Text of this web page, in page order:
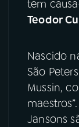
07
tem
Teodor
Nascido
São
Mussin,
Jansons